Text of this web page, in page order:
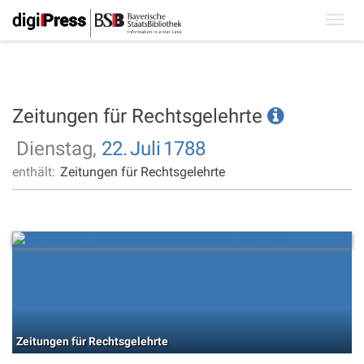
Zeitungen für Rechtsgelehrte
Dienstag, 22.Juli 1788
enthält: Zeitungen für Rechtsgelehrte
Zeitungen für Rechtsgelehrte